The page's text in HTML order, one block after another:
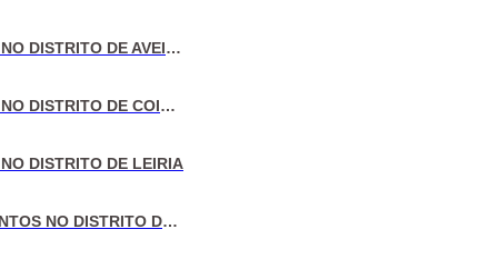
VENDA DE MORADIAS NO DISTRITO DE AVEIRO
VENDA DE MORADIAS NO DISTRITO DE COIMBRA
DISTRITO DE LEIRIA
VENDA DE APARTAMENTOS NO DISTRITO DE LISBOA